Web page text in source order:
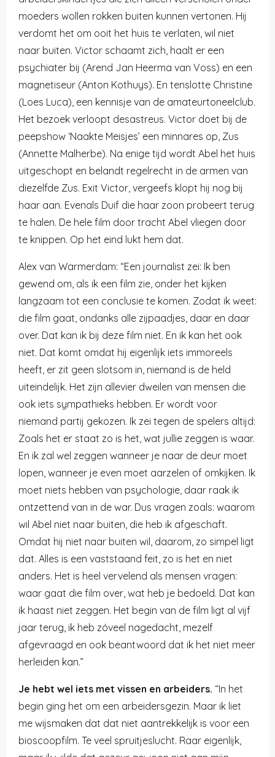
moeders wollen rokken buiten kunnen vertonen. Hij
verdomt het om ooit het huis te verlaten, wil niet
naar buiten. Victor schaamt zich, haalt er een
psychiater bij (Arend Jan Heerma van Voss) en een
magnetiseur (Anton Kothuys). En tenslotte Christine
(Loes Luca), een kennisje van de amateurtoneelclub.
Het bezoek verloopt desastreus. Victor doet bij de
peepshow ‘Naakte Meisjes’ een minnares op, Zus
(Annette Malherbe). Na enige tijd wordt Abel het huis
uitgeschopt en belandt regelrecht in de armen van
diezelfde Zus. Exit Victor, vergeefs klopt hij nog bij
haar aan. Evenals Duif die haar zoon probeert terug
te halen. De hele film door tracht Abel vliegen door
te knippen. Op het eind lukt hem dat.
Alex van Warmerdam: “Een journalist zei: Ik ben
gewend om, als ik een film zie, onder het kijken
langzaam tot een conclusie te komen. Zodat ik weet:
die film gaat, ondanks alle zijpaadjes, daar en daar
over. Dat kan ik bij deze film niet. En ik kan het ook
niet. Dat komt omdat hij eigenlijk iets immoreels
heeft, er zit geen slotsom in, niemand is de held
uiteindelijk. Het zijn allevier dweilen van mensen die
ook iets sympathieks hebben. Er wordt voor
niemand partij gekozen. Ik zei tegen de spelers altijd:
Zoals het er staat zo is het, wat jullie zeggen is waar.
En ik zal wel zeggen wanneer je naar de deur moet
lopen, wanneer je even moet aarzelen of omkijken. Ik
moet niets hebben van psychologie, daar raak ik
ontzettend van in de war. Dus vragen zoals: waarom
wil Abel niet naar buiten, die heb ik afgeschaft.
Omdat hij niet naar buiten wil, daarom, zo simpel ligt
dat. Alles is een vaststaand feit, zo is het en niet
anders. Het is heel vervelend als mensen vragen:
waar gaat die film over, wat heb je bedoeld. Dat kan
ik haast niet zeggen. Het begin van de film ligt al vijf
jaar terug, ik heb zóveel nagedacht, mezelf
afgevraagd en ook beantwoord dat ik het niet meer
herleiden kan.”
Je hebt wel iets met vissen en arbeiders. “In het
begin ging het om een arbeidersgezin. Maar ik liet
me wijsmaken dat dat niet aantrekkelijk is voor een
bioscoopfilm. Te veel spruitjeslucht. Raar eigenlijk,